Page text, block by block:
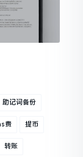
助记词备份
费 提币
转账